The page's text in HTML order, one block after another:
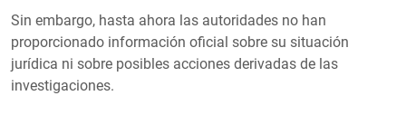
Sin embargo, hasta ahora las autoridades no han
proporcionado información oficial sobre su situación
jurídica ni sobre posibles acciones derivadas de las
investigaciones.